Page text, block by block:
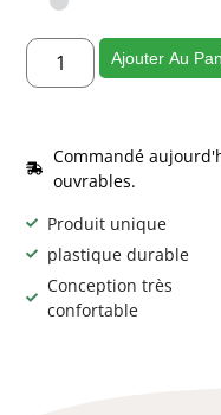
Ajouter Au
Commandé
ouvrables.
Produit unique
plastique durable
Conception très
confortable